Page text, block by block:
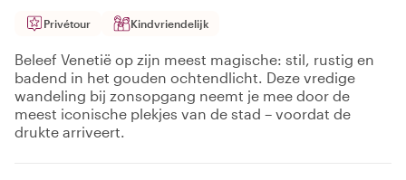
Privétour Kindvriendelijk
Beleef Venetië op zijn meest magische: stil, rustig en
badend in het gouden ochtendlicht. Deze vredige
wandeling bij zonsopgang neemt je mee door de
meest iconische plekjes van de stad – voordat de
drukte arriveert.